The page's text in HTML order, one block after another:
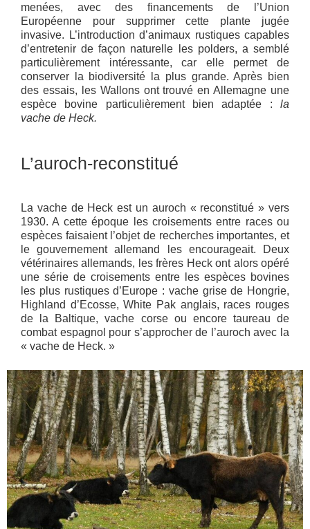
menées, avec des financements de l’Union
Européenne pour supprimer cette plante jugée
invasive. L’introduction d’animaux rustiques capables
d’entretenir de façon naturelle les polders, a semblé
particulièrement intéressante, car elle permet de
conserver la biodiversité la plus grande. Après bien
des essais, les Wallons ont trouvé en Allemagne une
espèce bovine particulièrement bien adaptée : la
vache de Heck.
L’auroch-reconstitué
La vache de Heck est un auroch « reconstitué » vers
1930. A cette époque les croisements entre races ou
espèces faisaient l’objet de recherches importantes, et
le gouvernement allemand les encourageait. Deux
vétérinaires allemands, les frères Heck ont alors opéré
une série de croisements entre les espèces bovines
les plus rustiques d’Europe : vache grise de Hongrie,
Highland d’Ecosse, White Pak anglais, races rouges
de la Baltique, vache corse ou encore taureau de
combat espagnol pour s’approcher de l’auroch avec la
« vache de Heck. »